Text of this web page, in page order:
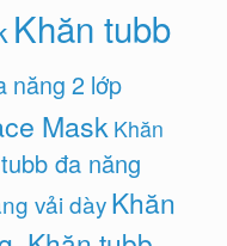
Khăn tubb
năng 2 lớp
Mask Khăn
đa năng
vải dàyKhăn